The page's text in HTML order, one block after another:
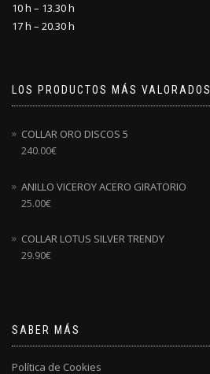
10 h – 13.30 h
17 h – 20.30 h
LOS PRODUCTOS MÁS VALORADOS
COLLAR ORO DISCOS 5
240.00€
ANILLO VICEROY ACERO GIRATORIO
25.00€
COLLAR LOTUS SILVER TRENDY
29.90€
SABER MÁS
Política de Cookies